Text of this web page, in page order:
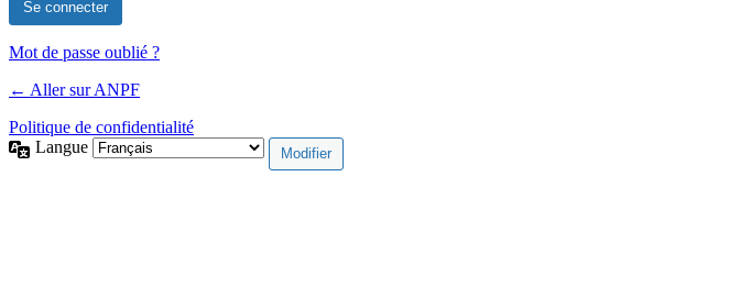
Mot de passe oublié ?
← Aller sur ANPF
Politique de confidentialité
Langue